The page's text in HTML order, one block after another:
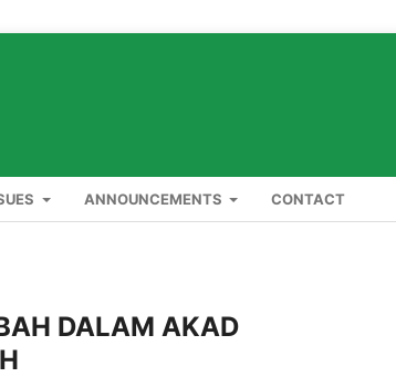
ANNOUNCEMENTS CONTACT
DALAM AKAD